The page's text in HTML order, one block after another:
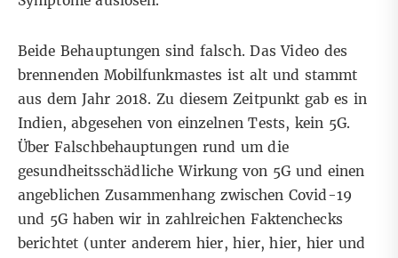
Beide Behauptungen sind falsch. Das Video des
brennenden Mobilfunkmastes ist alt und stammt
aus dem Jahr 2018. Zu diesem Zeitpunkt gab es in
Indien, abgesehen von einzelnen Tests, kein 5G.
Über Falschbehauptungen rund um die
gesundheitsschädliche Wirkung von 5G und einen
angeblichen Zusammenhang zwischen Covid-19
und 5G haben wir in zahlreichen Faktenchecks
berichtet (unter anderemhier,hier,hier, hier und